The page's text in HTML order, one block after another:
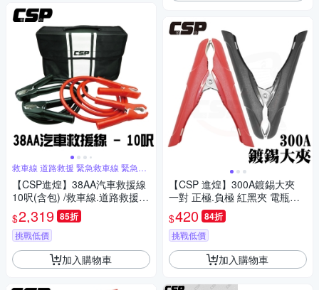
救車線 道路救援 緊急救車線 緊急救
援
【CSP進煌】38AA汽車救援線
10呎(含包) /救車線.道路救援.
救車救援線.緊急救援.卡車專用
救車線 銅線足線導電性極佳 (3
8AA)
$2,319 85折
挑戰低價
加入購物車
【CSP 進煌】300A鍍錫大夾
一對 正極.負極 紅黑夾 電瓶夾
汽車電瓶夾
$420 84折
挑戰低價
加入購物車